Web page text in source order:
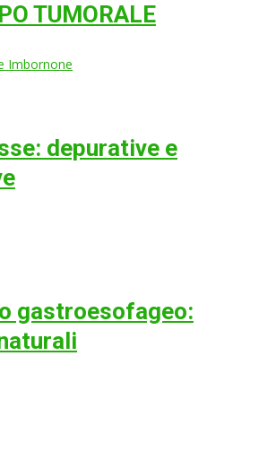
TUMORALE
Imbornone
depurative e
gastroesofageo: